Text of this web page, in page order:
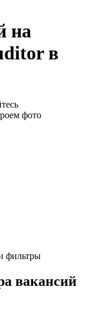
на
в
фото
фильтры
вакансий